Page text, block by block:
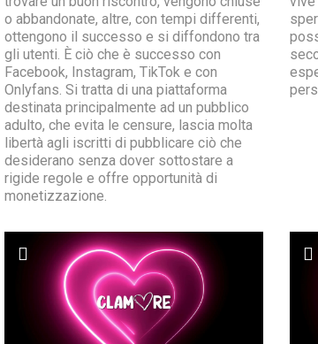
o abbandonate, altre, con tempi differenti,
ottengono il successo e si diffondono tra
gli utenti. È ciò che è successo con
Facebook, Instagram, TikTok e con
Onlyfans. Si tratta di una piattaforma
destinata principalmente ad un pubblico
adulto, che evita le censure, lascia molta
libertà agli iscritti di pubblicare ciò che
desiderano senza dover sottostare a
rigide regole e offre opportunità di
monetizzazione.